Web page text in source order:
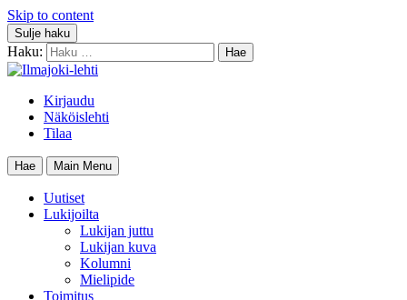
Skip to content
Sulje haku
Haku:
Kirjaudu
Näköislehti
Tilaa
Hae Main Menu
Uutiset
Lukijoilta
Lukijan juttu
Lukijan kuva
Kolumni
Mielipide
Toimitus